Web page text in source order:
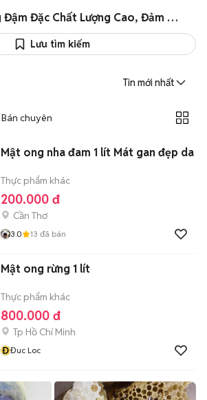
Mua Bán Mật Ong Đậm Đặc Chất Lượng Cao, Đảm Bảo An Toàn, Giá TỐT
Lưu tìm kiếm
Tin mới nhất
Bán chuyên
Mật ong nha đam 1 lít Mát gan đẹp da
Thực phẩm khác
200.000 đ
Cần Thơ
3.0 13 đã bán
Mật ong rừng 1 lít
Thực phẩm khác
800.000 đ
Tp Hồ Chí Minh
ĐĐuc Loc